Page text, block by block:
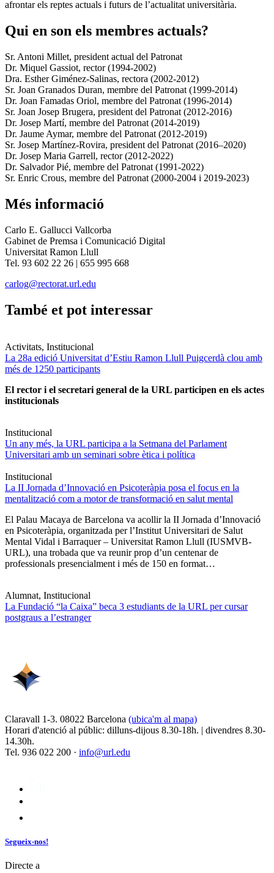
afrontar els reptes actuals i futurs de l’actualitat universitària.
Qui en son els membres actuals?
Sr. Antoni Millet, president actual del Patronat
Dr. Miquel Gassiot, rector (1994-2002)
Dra. Esther Giménez-Salinas, rectora (2002-2012)
Sr. Joan Granados Duran, membre del Patronat (1999-2014)
Dr. Joan Famadas Oriol, membre del Patronat (1996-2014)
Sr. Joan Josep Brugera, president del Patronat (2012-2016)
Dr. Josep Martí, membre del Patronat (2014-2019)
Dr. Jaume Aymar, membre del Patronat (2012-2019)
Sr. Josep Martínez-Rovira, president del Patronat (2016–2020)
Dr. Josep Maria Garrell, rector (2012-2022)
Dr. Salvador Pié, membre del Patronat (1991-2022)
Sr. Enric Crous, membre del Patronat (2000-2004 i 2019-2023)
Més informació
Carlo E. Gallucci Vallcorba
Gabinet de Premsa i Comunicació Digital
Universitat Ramon Llull
Tel. 93 602 22 26 | 655 995 668
carlog@rectorat.url.edu
També et pot interessar
Activitats, Institucional
La 28a edició Universitat d’Estiu Ramon Llull Puigcerdà clou amb
més de 1250 participants
El rector i el secretari general de la URL participen en els actes
institucionals
Institucional
Un any més, la URL participa a la Setmana del Parlament
Universitari amb un seminari sobre ètica i política
Institucional
La II Jornada d’Innovació en Psicoteràpia posa el focus en la
mentalització com a motor de transformació en salut mental
El Palau Macaya de Barcelona va acollir la II Jornada d’Innovació
en Psicoteràpia, organitzada per l’Institut Universitari de Salut
Mental Vidal i Barraquer – Universitat Ramon Llull (IUSMVB-
URL), una trobada que va reunir prop d’un centenar de
professionals presencialment i més de 150 en format…
Alumnat, Institucional
La Fundació “la Caixa” beca 3 estudiants de la URL per cursar
postgraus a l’estranger
Claravall 1-3. 08022 Barcelona (ubica'm al mapa)
Horari d'atenció al públic: dilluns-dijous 8.30-18h. | divendres 8.30-
14.30h.
Tel. 936 022 200 · info@url.edu
Segueix-nos!
Directe a